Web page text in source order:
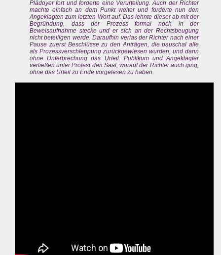
Plädoyer fort und forderte eine Verurteilung. Auch der Richter
machte einfach an dem Punkt weiter und forderte nun den
Angeklagten zum letzten Wort auf. Das lehnte dieser ab mit der
Begründung, dass der Prozess formal noch in der
Beweisaufnahme stecke und er sich an der Rechtsbeugung
nicht beteiligen werde. Daraufhin verlas der Richter nach einer
Pause zuerst Beschlüsse zu den Anträgen, die pauschal alle
als Prozessverschleppung zurückgewiesen wurden, und dann
ohne Unterbrechung das Urteil. Publikum und Angeklagter
verließen unter Protest den Saal, worauf der Richter auch ging,
ohne das Urteil zu Ende vorgelesen zu haben.